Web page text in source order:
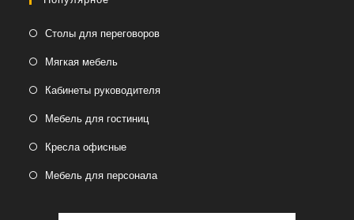
Столы для переговоров
Мягкая мебель
Кабинеты руководителя
Мебель для гостиниц
Кресла офисные
Мебель для персонала